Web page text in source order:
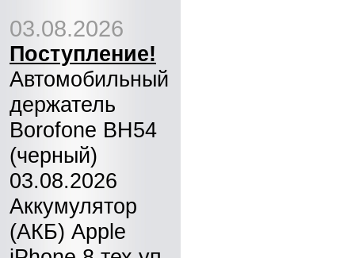
03.08.2026
Поступление!
Автомобильный
держатель
Borofone BH54
(черный)
03.08.2026
Аккумулятор
(АКБ) Apple